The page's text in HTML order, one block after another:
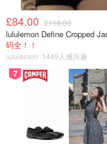
£84.00 £118.00
码全！！
lululemon 1449人感兴趣
7